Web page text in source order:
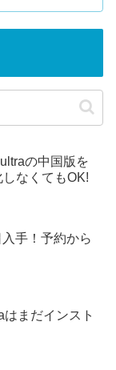
の中国版を
なくてもOK!
手！予約から
まだインスト